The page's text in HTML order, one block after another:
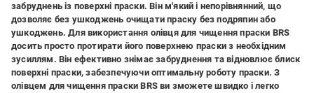
забруднень із поверхні праски. Він м'який і непорівнянний, що
дозволяє без ушкоджень очищати праску без подряпин або
ушкоджень. Для використання олівця для чищення праски BRS
досить просто протирати його поверхнею праски з необхідним
зусиллям. Він ефективно знімає забруднення та відновлює блиск
поверхні праски, забезпечуючи оптимальну роботу праски. З
олівцем для чищення праски BRS ви зможете швидко і легко